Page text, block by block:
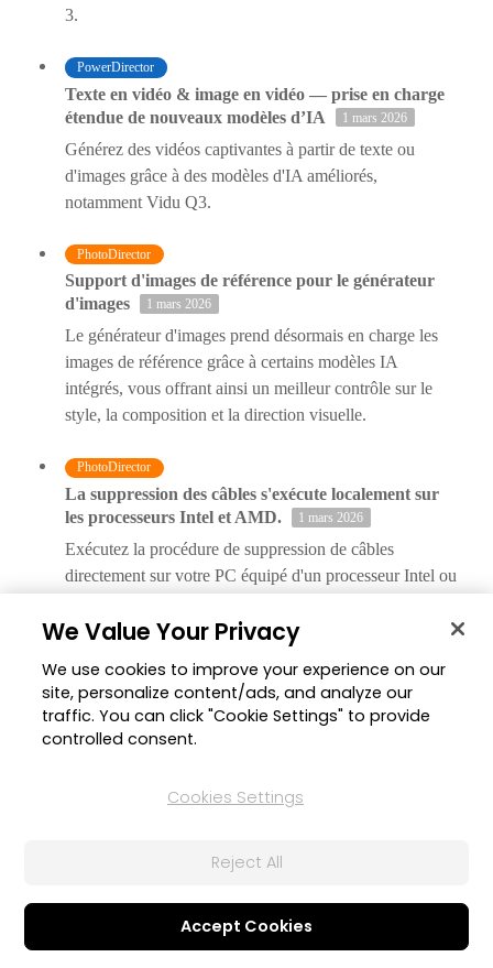
3.
PowerDirector
Texte en vidéo & image en vidéo — prise en charge
étendue de nouveaux modèles d’IA
1 mars 2026
Générez des vidéos captivantes à partir de texte ou
d'images grâce à des modèles d'IA améliorés,
notamment Vidu Q3.
PhotoDirector
Support d'images de référence pour le générateur
d'images
1 mars 2026
Le générateur d'images prend désormais en charge les
images de référence grâce à certains modèles IA
intégrés, vous offrant ainsi un meilleur contrôle sur le
style, la composition et la direction visuelle.
PhotoDirector
La suppression des câbles s'exécute localement sur
les processeurs Intel et AMD.
1 mars 2026
Exécutez la procédure de suppression de câbles
directement sur votre PC équipé d'un processeur Intel ou
confidentialité accrue.
PhotoDirector
Outils de retouche du visage améliorés 1 mars 2026
La détection faciale identifie désormais les visages plus
d'identification et permettant des modifications plus
Modifiez plus rapidement et plus intuitivement en
sélectionnant directement les objets, sans avoir besoin
We Value Your Privacy
We use cookies to improve your experience on our
site, personalize content/ads, and analyze our
traffic. You can click "Cookie Settings" to provide
controlled consent.
Cookies Settings
Reject All
Accept Cookies